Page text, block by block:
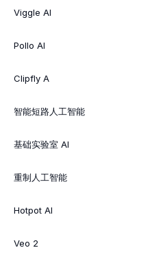
Viggle AI
Pollo AI
Clipfly A
智能短路人工智能
基础实验室 AI
重制人工智能
Hotpot AI
Veo 2